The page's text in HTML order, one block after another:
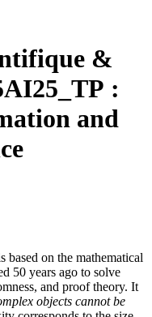
&
:
and
on the mathematical
50 years ago to solve
and proof theory. It
objects cannot be